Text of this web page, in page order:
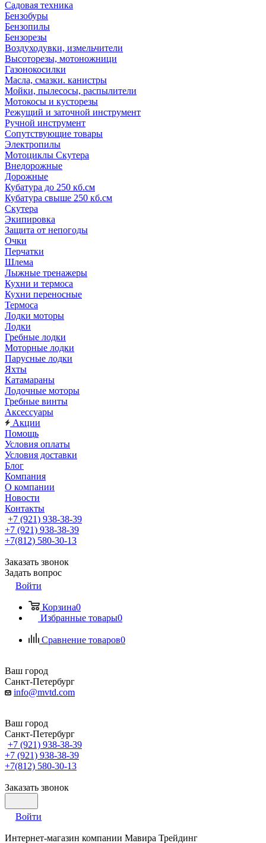
Садовая техника
Бензобуры
Бензопилы
Бензорезы
Воздуходувки, измельчители
Высоторезы, мотоножници
Газонокосилки
Масла, смазки. канистры
Мойки, пылесосы, распылители
Мотокосы и кусторезы
Режущий и заточной инструмент
Ручной инструмент
Сопутствующие товары
Электропилы
Мотоциклы Скутера
Внедорожные
Дорожные
Кубатура до 250 кб.см
Кубатура свыше 250 кб.см
Скутера
Экипировка
Защита от непогоды
Очки
Перчатки
Шлема
Лыжные тренажеры
Кухни и термоса
Кухни переносные
Термоса
Лодки моторы
Лодки
Гребные лодки
Моторные лодки
Парусные лодки
Яхты
Катамараны
Лодочные моторы
Гребные винты
Аксессуары
Акции
Помощь
Условия оплаты
Условия доставки
Блог
Компания
О компании
Новости
Контакты
+7 (921) 938-38-39
+7 (921) 938-38-39
+7(812) 580-30-13
Заказать звонок
Задать вопрос
Войти
Корзина0
Избранные товары0
Сравнение товаров0
Ваш город
Санкт-Петербург
info@mvtd.com
Ваш город
Санкт-Петербург
+7 (921) 938-38-39
+7 (921) 938-38-39
+7(812) 580-30-13
Заказать звонок
Войти
Интернет-магазин компании Мавира Трейдинг